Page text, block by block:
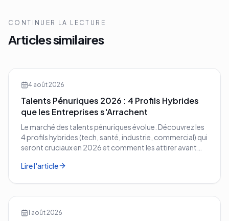
CONTINUER LA LECTURE
Articles similaires
4 août 2026
Talents Pénuriques 2026 : 4 Profils Hybrides
que les Entreprises s'Arrachent
Le marché des talents pénuriques évolue. Découvrez les
4 profils hybrides (tech, santé, industrie, commercial) qui
seront cruciaux en 2026 et comment les attirer avant
Lire l'article
1 août 2026